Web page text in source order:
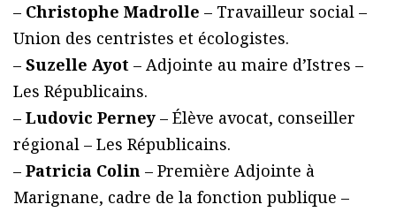
– Christophe Madrolle – Travailleur social –
Union des centristes et écologistes.
– Suzelle Ayot – Adjointe au maire d’Istres –
Les Républicains.
– Ludovic Perney – Élève avocat, conseiller
régional – Les Républicains.
– Patricia Colin – Première Adjointe à
Marignane, cadre de la fonction publique –